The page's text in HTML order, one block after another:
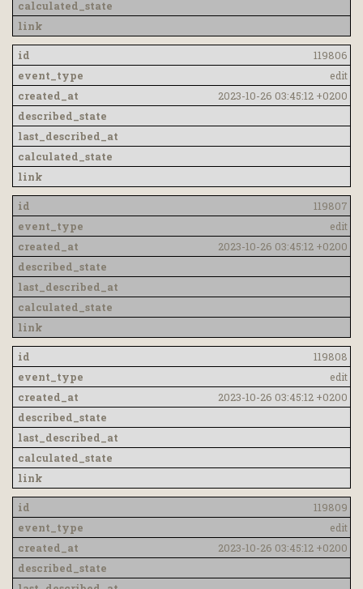
119806
edit
2023-10-26 03:45:12 +0200
119807
edit
2023-10-26 03:45:12 +0200
119808
edit
2023-10-26 03:45:12 +0200
119809
edit
2023-10-26 03:45:12 +0200